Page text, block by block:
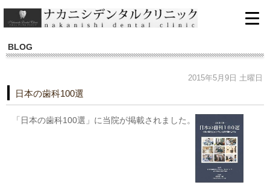
BLOG
2015年5月9日 土曜日
日本の歯科100選
「日本の歯科100選」に当院が掲載されました。